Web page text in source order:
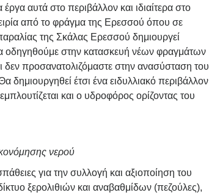
αυτά στο περιβάλλον και ιδιαίτερα στο
από το φράγμα της Ερεσσού όπου σε
της Σκάλας Ερεσσού δημιουργεί
οδηγηθούμε στην κατασκευή νέων φραγμάτων
δεν προσανατολιζόμαστε στην ανασύσταση του
έτσι ένα ειδυλλιακό περιβάλλον
και ο υδροφόρος ορίζοντας του
νερού
για την συλλογή και αξιοποίηση του
ξερολιθιών και αναβαθμίδων (πεζούλες),